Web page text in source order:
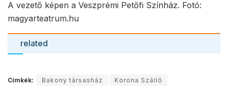
A vezető képen a Veszprémi Petőfi Színház. Fotó:
magyarteatrum.hu
related
Címkék: Bakony társasház
Korona Szálló